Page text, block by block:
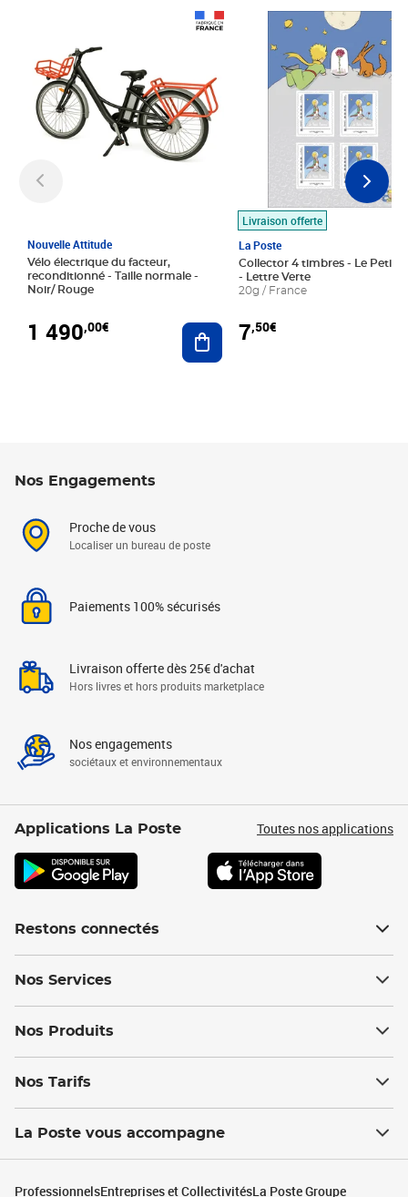
Nouvelle Attitude
Vélo électrique du facteur,
reconditionné - Taille normale -
Noir/ Rouge
1 490,00€ Ajouter au panier
Livraison offerte
La Poste
Collector 4 timbres - Le Petit
- Lettre Verte
20g / France
7,50€
Prix 7,50€
Nos Engagements
Proche de vous
Localiser un bureau de poste
Paiements 100% sécurisés
Livraison offerte dès 25€ d'achat
Hors livres et hors produits marketplace
Nos engagements
sociétaux et environnementaux
Applications La Poste Toutes nos applications
Restons connectés
Nos Services
Nos Produits
Nos Tarifs
La Poste vous accompagne
ProfessionnelsEntreprises et CollectivitésLa Poste Groupe